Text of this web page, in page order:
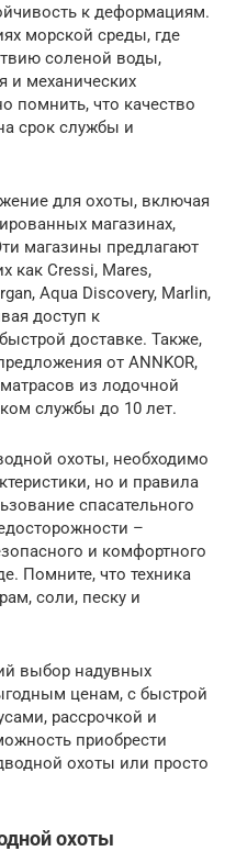
к деформациям.
морской среды, где
соленой воды,
и механических
помнить, что качество
срок службы и
для охоты, включая
магазинах,
магазины предлагают
как Cressi, Mares,
Aqua Discovery, Marlin,
доступ к
доставке. Также,
от ANNKOR,
из лодочной
службы до 10 лет.
охоты, необходимо
но и правила
спасательного
–
и комфортного
Помните, что техника
соли, песку и
выбор надувных
ценам, с быстрой
рассрочкой и
приобрести
охоты или просто
охоты